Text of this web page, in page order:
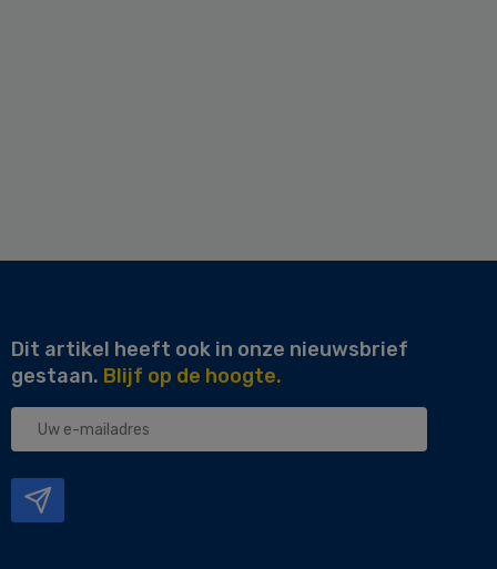
Dit artikel heeft ook in onze nieuwsbrief
gestaan. Blijf op de hoogte.
Uw